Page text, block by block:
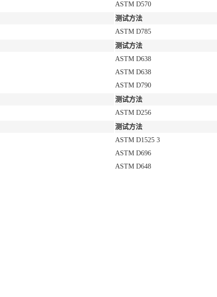
ASTM D570
测试方法
ASTM D785
测试方法
ASTM D638
ASTM D638
ASTM D790
测试方法
ASTM D256
测试方法
ASTM D1525 3
ASTM D696
ASTM D648